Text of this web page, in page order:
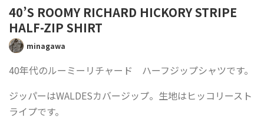
40’S ROOMY RICHARD HICKORY STRIPE
HALF-ZIP SHIRT
minagawa
40年代のルーミーリチャード ハーフジップシャツです。
ジッパーはWALDESカバージップ。生地はヒッコリースト
ライプです。